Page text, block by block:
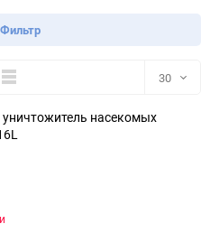
Фильтр
Компактно 30
30
насекомых